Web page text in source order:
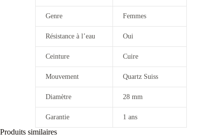
Genre Femmes
Résistance à l’eau Oui
Ceinture Cuire
Mouvement Quartz Suiss
Diamètre 28 mm
Garantie 1 ans
Produits similaires